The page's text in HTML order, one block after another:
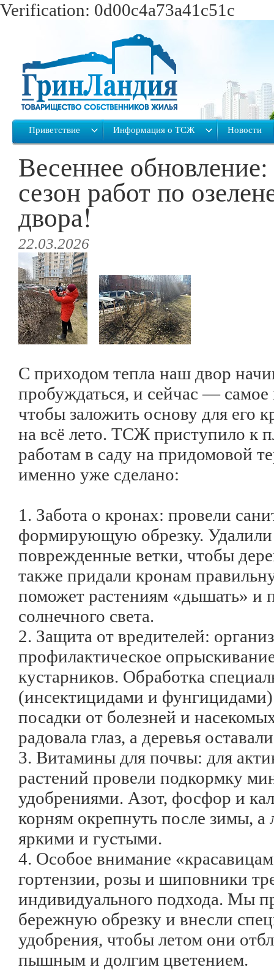
Verification: 0d00c4a73a41c51c
Приветствие Информация о ТСЖ Новости
Весеннее
сезон работ по
двора!
22.03.2026
С приходом тепла наш двор
пробуждаться, и сейчас —
чтобы заложить основу для его
на всё лето. ТСЖ приступило к
работам в саду на придомовой
именно уже сделано:
1. Забота о кронах: провели
формирующую обрезку. Удалили
поврежденные ветки, чтобы
также придали кронам
поможет растениям «дышать» и
солнечного света.
2. Защита от вредителей:
профилактическое
кустарников. Обработка
(инсектицидами и
посадки от болезней и
радовала глаз, а деревья
3. Витамины для почвы: для
растений провели подкормку
удобрениями. Азот, фосфор и
корням окрепнуть после зимы, а
яркими и густыми.
4. Особое внимание
гортензии, розы и шиповники
индивидуального подхода. Мы
бережную обрезку и внесли
удобрения, чтобы летом они
пышным и долгим цветением.